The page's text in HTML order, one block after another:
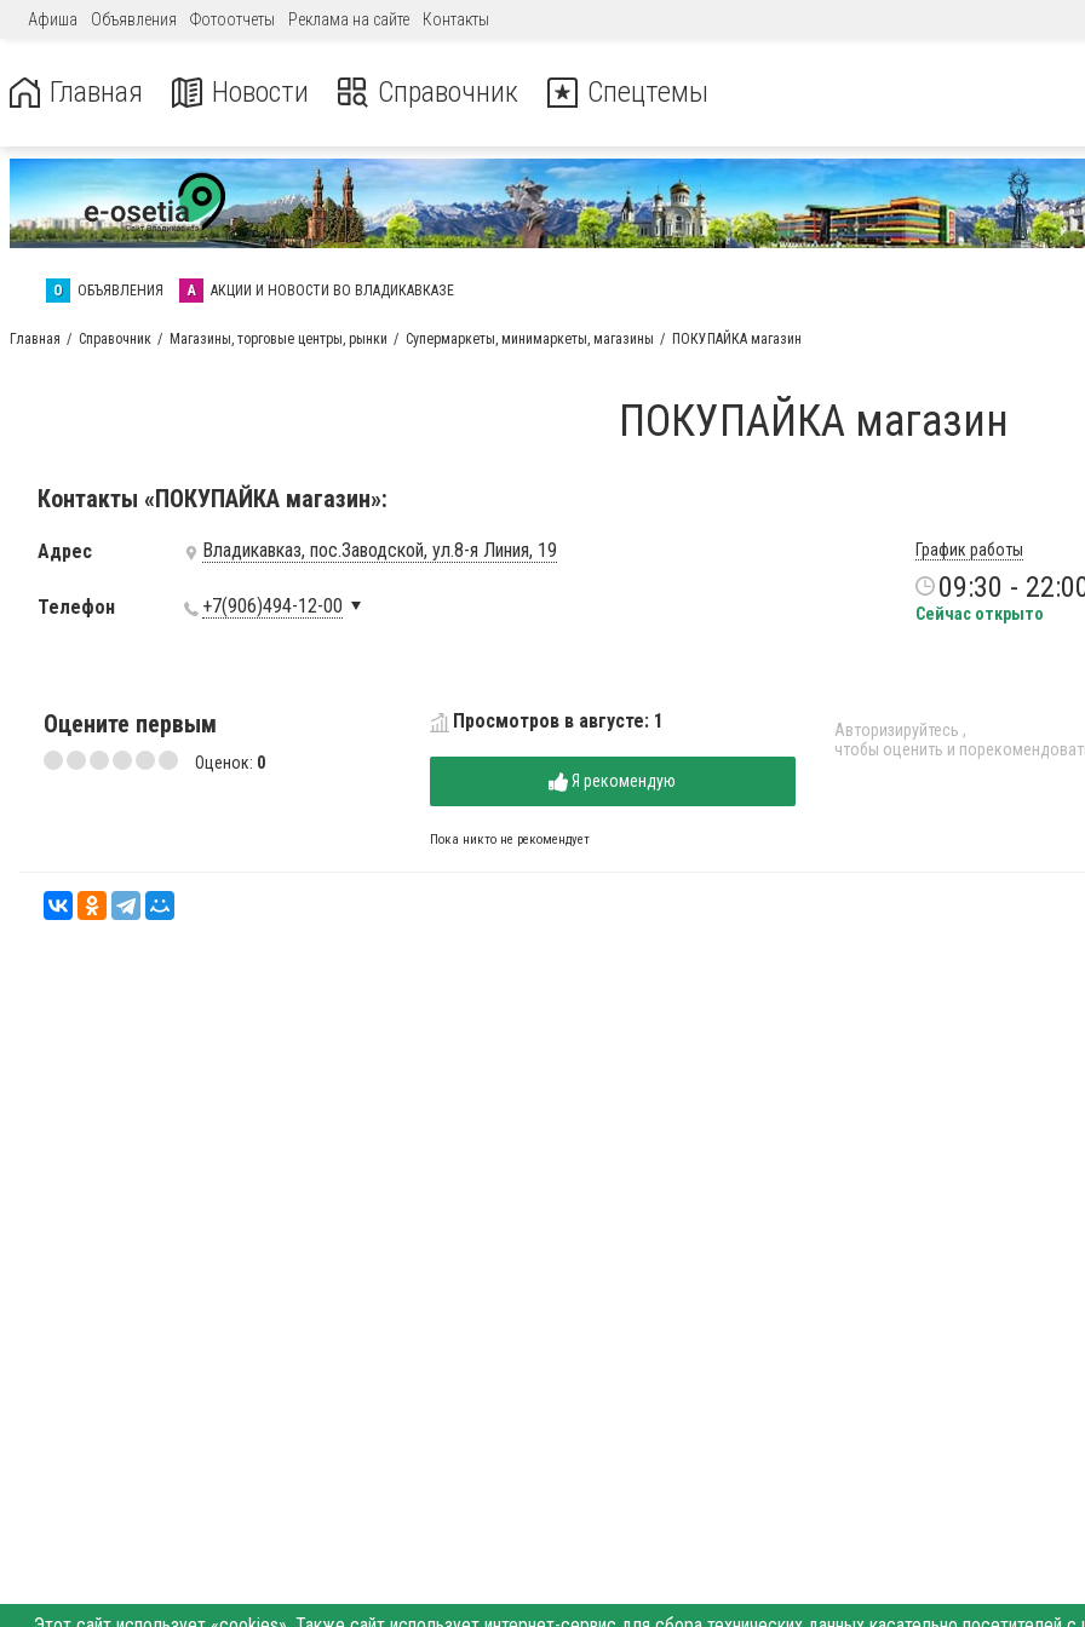
Афиша Объявления Фотоотчеты Реклама на сайте Контакты
Главная Новости Справочник Спецтемы
О ОБЪЯВЛЕНИЯ А АКЦИИ И НОВОСТИ ВО ВЛАДИКАВКАЗЕ
Главная Справочник Магазины, торговые центры, рынки Супермаркеты, минимаркеты, магазины ПОКУПАЙКА магазин
ПОКУПАЙКА магазин
Контакты «ПОКУПАЙКА магазин»:
Адрес Владикавказ, пос.Заводской, ул.8-я Линия, 19
Телефон +7(906)494-12-00
График работы
09:30 -
Сейчас открыто
Оцените первым
Оценок: 0
Просмотров в августе: 1
Я рекомендую
Пока никто не рекомендует
Авторизируйтесь ,
чтобы оценить и